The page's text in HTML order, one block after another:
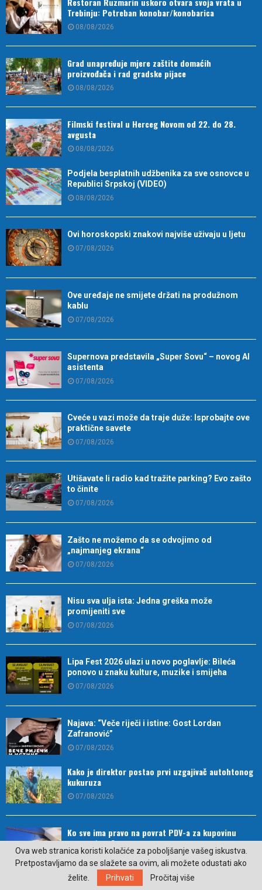
Trebinju: Potreban konobar/konobarica
08/08/2026
Grad unapređuje mjere zaštite domaćih
proizvođača i rad gradske pijace
08/08/2026
Filmski festival u Herceg Novom od 22. do 28.
avgusta
08/08/2026
Podjela besplatnih udžbenika za sve osnovce u
Republici Srpskoj (VIDEO)
08/08/2026
Ovi horoskopski znakovi najviše uživaju u ljetu
07/08/2026
Ove uređaje ne smijete držati na produžnom
kablu
07/08/2026
Supernova predstavila „Super Sovu“ – novog AI
asistenta
07/08/2026
Cveće u vazi može da traje duže: Isprobajte ove
praktične savete
07/08/2026
Utišavate li radio kad tražite parking? Evo zašto
to činite
07/08/2026
Zašto ne možemo da se odvojimo od
„najmanjeg ekrana“
07/08/2026
Nisu sva ulja ista: Jedna greška može
promijeniti sve
07/08/2026
Lipa Fest 2026 ulazi u novo poglavlje: Bileća
ponovo u znaku kulture, muzike i smijeha
07/08/2026
Najava: “Veče riječi i istine: Gost Lordan
Zafranović”
07/08/2026
Kako je direktor postao prvi uzgajivač autohtonog
kukuruza
07/08/2026
Ko sve ima pravo na povrat PDV-a za kupovinu
prvog stana?
Ova web stranica koristi kolačiće za poboljšanje vašeg iskustva.
Pretpostavljamo da se slažete sa ovim, ali možete odustati ako
želite.
Prihvati Pročitaj više